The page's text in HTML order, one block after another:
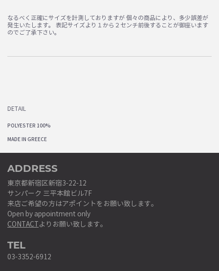
なるべく正確にサイズを計測しておりますが 個々の商品により、多少誤差が
発生いたします。 表記サイズより１から２センチ前後することが御座います
のでご了承下さい。
DETAIL
POLYESTER 100%
MADE IN GREECE
ADDRESS
東京都新宿区新宿3-22-12
サンパーク 三平本館ビル7F
来店ご希望の方はアポイントをお願い致します。
Open by appointment only
CONTACTよりお願い致します。
TEL
03-3352-6912